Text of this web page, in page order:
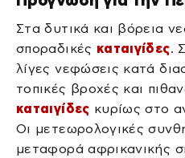
Στα δυτικά και βόρεια
σποραδικές καταιγίδες.
λίγες νεφώσεις κατά
τοπικές βροχές και
καταιγίδες κυρίως στο
Οι μετεωρολογικές
μεταφορά αφρικανικής